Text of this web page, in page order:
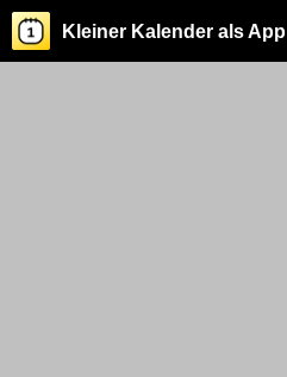
Kleiner Kalender als App